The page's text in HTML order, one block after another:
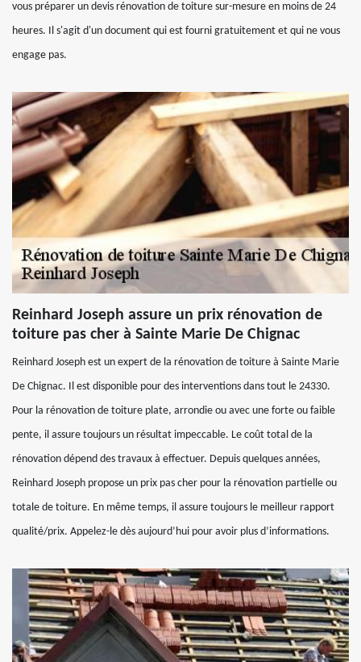
vous préparer un devis rénovation de toiture sur-mesure en moins de 24
heures. Il s'agit d'un document qui est fourni gratuitement et qui ne vous
engage pas.
Reinhard Joseph assure un prix rénovation de
toiture pas cher à Sainte Marie De Chignac
Reinhard Joseph est un expert de la rénovation de toiture à Sainte Marie
De Chignac. Il est disponible pour des interventions dans tout le 24330.
Pour la rénovation de toiture plate, arrondie ou avec une forte ou faible
pente, il assure toujours un résultat impeccable. Le coût total de la
rénovation dépend des travaux à effectuer. Depuis quelques années,
Reinhard Joseph propose un prix pas cher pour la rénovation partielle ou
totale de toiture. En même temps, il assure toujours le meilleur rapport
qualité/prix. Appelez-le dès aujourd’hui pour avoir plus d’informations.